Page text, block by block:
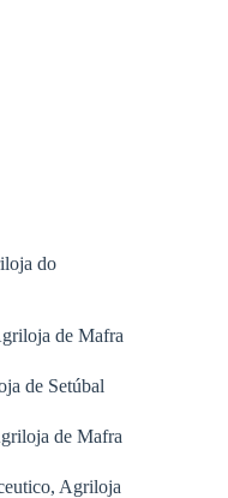
do
de Mafra
de Setúbal
de Mafra
Agriloja